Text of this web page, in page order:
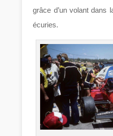
grâce d’un volant dans
écuries.